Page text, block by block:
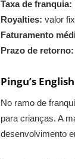
Taxa de franquia:
Royalties: valor
Faturamento
Prazo de retorno:
Pingu’s English
No ramo de
para crianças. A
desenvolvimento